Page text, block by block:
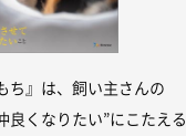
ち』は、飼い主さんの
良くなりたい”にこたえる